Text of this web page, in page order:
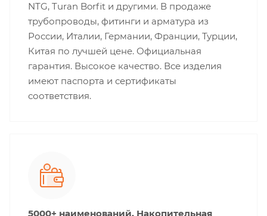
NTG, Turan Borfit и другими. В продаже
трубопроводы, фитинги и арматура из
России, Италии, Германии, Франции, Турции,
Китая по лучшей цене. Официальная
гарантия. Высокое качество. Все изделия
имеют паспорта и сертификаты
соответствия.
5000+ наименований. Накопительная